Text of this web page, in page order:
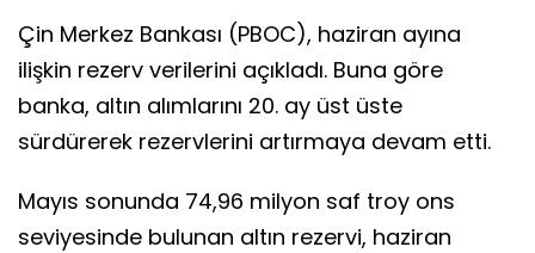
Çin Merkez Bankası (PBOC), haziran ayına
ilişkin rezerv verilerini açıkladı. Buna göre
banka, altın alımlarını 20. ay üst üste
sürdürerek rezervlerini artırmaya devam etti.
Mayıs sonunda 74,96 milyon saf troy ons
seviyesinde bulunan altın rezervi, haziran